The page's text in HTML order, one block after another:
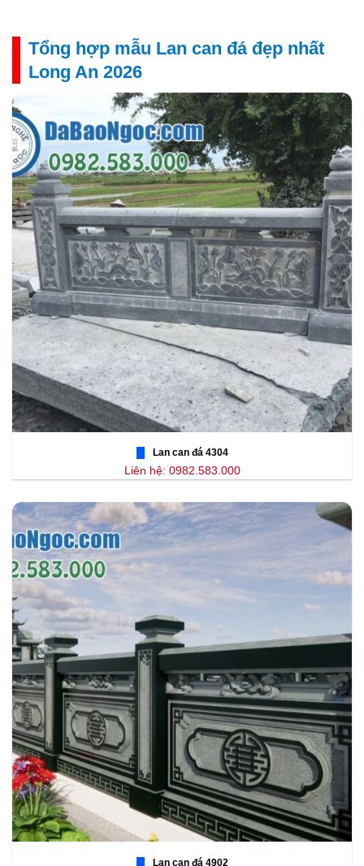
Tổng hợp mẫu Lan can đá đẹp nhất
Long An 2026
Lan can đá 4304
Liên hệ: 0982.583.000
Lan can đá 4902